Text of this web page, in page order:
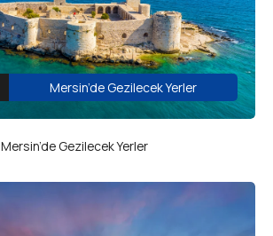
Mersin’de Gezilecek Yerler
Mersin’de Gezilecek Yerler